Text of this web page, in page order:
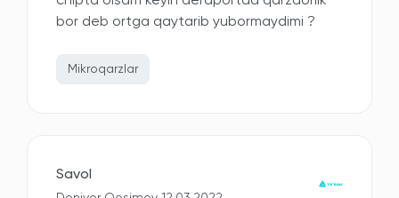
bor deb ortga qaytarib yubormaydimi ?
Mikroqarzlar
Savol